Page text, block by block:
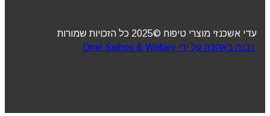
עדי אשכנזי מוצרי טיפוח ©2025 כל הזכויות שמורות
נבנה באהבה על ידי Omri Salhov & Webey